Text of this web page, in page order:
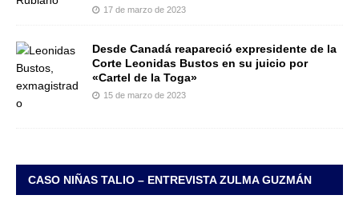
17 de marzo de 2023
Desde Canadá reapareció expresidente de la
Corte Leonidas Bustos en su juicio por
«Cartel de la Toga»
15 de marzo de 2023
CASO NIÑAS TALIO – ENTREVISTA ZULMA GUZMÁN